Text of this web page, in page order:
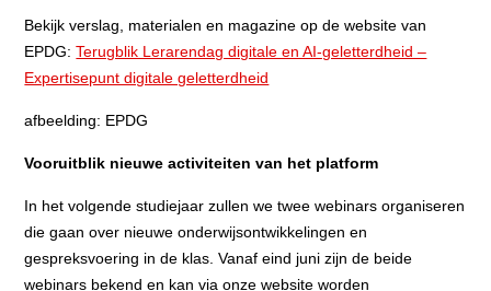
Bekijk verslag, materialen en magazine op de website van
EPDG:Terugblik Lerarendag digitale en AI-geletterdheid –
Expertisepunt digitale geletterdheid
afbeelding: EPDG
Vooruitblik nieuwe activiteiten van het platform
In het volgende studiejaar zullen we twee webinars organiseren
die gaan over nieuwe onderwijsontwikkelingen en
gespreksvoering in de klas. Vanaf eind juni zijn de beide
webinars bekend en kan via onze website worden